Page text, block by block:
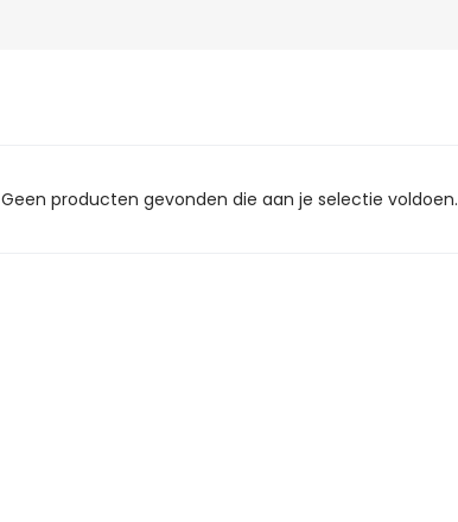
Geen producten gevonden die aan je selectie voldoen.